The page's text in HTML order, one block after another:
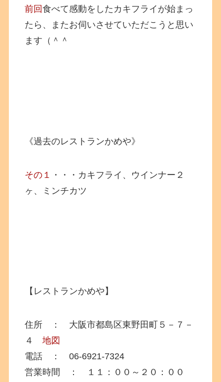
前回食べて感動をしたカキフライが始まっ
たら、またお伺いさせていただこうと思い
ます（＾＾
《過去のレストランかめや》
その１ ・・・カキフライ、ウインナー２
ヶ、ミンチカツ
【レストランかめや】
住所 ： 大阪市都島区東野田町５－７－
４地図
電話 ： 06-6921-7324
営業時間 ： １１：００～２０：００